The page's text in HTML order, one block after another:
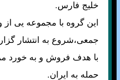
خليج فارس.
اين گروه با مجموعه يی از
جمعی،شروع به انتشار
با هدف فروش و به خورد
حمله به ايران.